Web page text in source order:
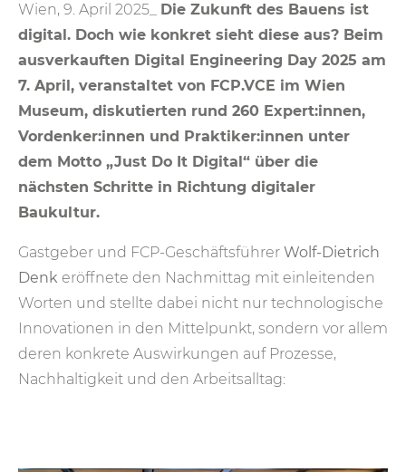
Wien, 9. April 2025_ Die Zukunft des Bauens ist
digital. Doch wie konkret sieht diese aus? Beim
ausverkauften Digital Engineering Day 2025 am
7. April, veranstaltet von FCP.VCE im Wien
Museum, diskutierten rund 260 Expert:innen,
Vordenker:innen und Praktiker:innen unter
dem Motto „Just Do It Digital“ über die
nächsten Schritte in Richtung digitaler
Baukultur.
Gastgeber und FCP-Geschäftsführer Wolf-Dietrich
Denk eröffnete den Nachmittag mit einleitenden
Worten und stellte dabei nicht nur technologische
Innovationen in den Mittelpunkt, sondern vor allem
deren konkrete Auswirkungen auf Prozesse,
Nachhaltigkeit und den Arbeitsalltag: